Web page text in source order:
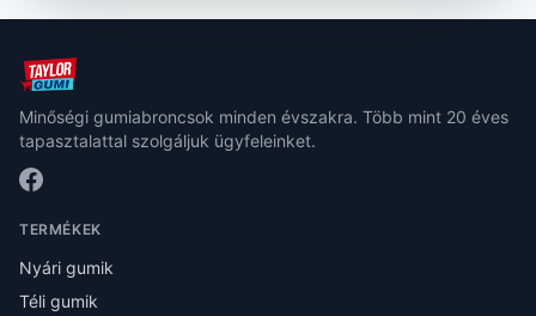
Minőségi gumiabroncsok minden évszakra. Több mint 20 éves
tapasztalattal szolgáljuk ügyfeleinket.
TERMÉKEK
Nyári gumik
Téli gumik